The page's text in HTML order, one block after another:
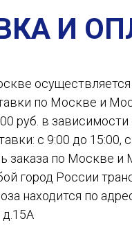
И
по Москве и
руб. в зависимости
с 9:00 до 15:00,
заказа по Москве и
город России
находится по
д.15А